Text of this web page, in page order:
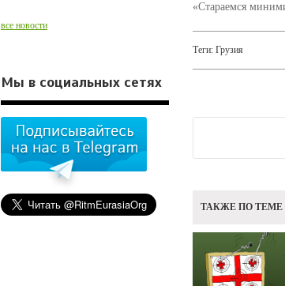
«Стараемся
Теги: Грузия
ТАКЖЕ ПО ТЕМЕ
все новости
Мы в социальных сетях